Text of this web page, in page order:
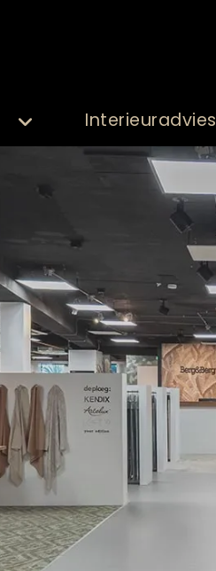
Interieuradvies